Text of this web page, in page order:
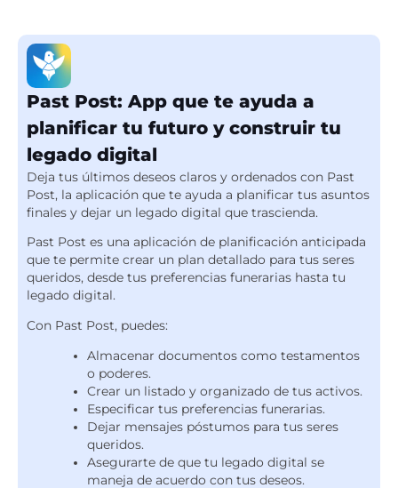
Past Post: App que te ayuda a
planificar tu futuro y construir tu
legado digital
Deja tus últimos deseos claros y ordenados con Past
Post, la aplicación que te ayuda a planificar tus asuntos
finales y dejar un legado digital que trascienda.
Past Post es una aplicación de planificación anticipada
que te permite crear un plan detallado para tus seres
queridos, desde tus preferencias funerarias hasta tu
legado digital.
Con Past Post, puedes:
Almacenar documentos como testamentos
o poderes.
Crear un listado y organizado de tus activos.
Especificar tus preferencias funerarias.
Dejar mensajes póstumos para tus seres
queridos.
Asegurarte de que tu legado digital se
maneja de acuerdo con tus deseos.